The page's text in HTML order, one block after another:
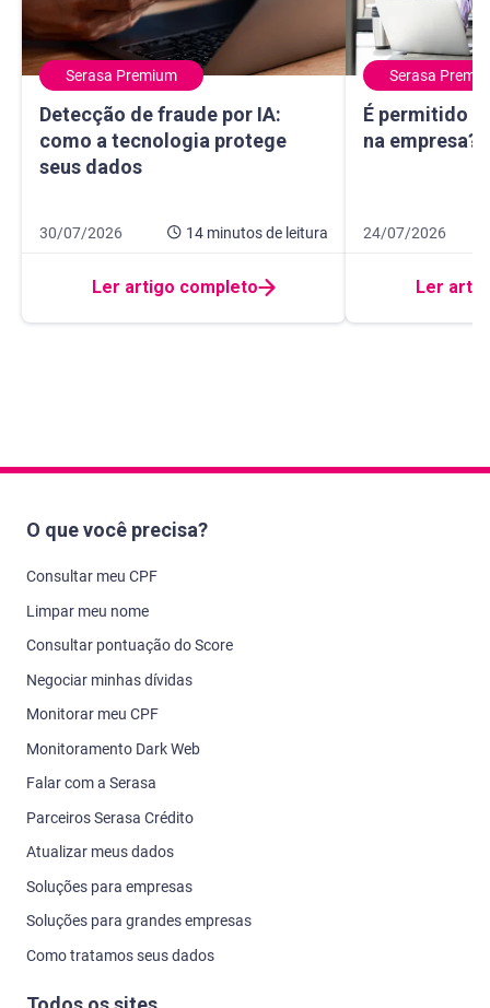
Serasa Premium
Detecção de fraude por IA:
como a tecnologia protege
seus dados
Detecção de fraude por IA: como a tecnologia protege
Data de publicação 30 de julho de 2026
30/07/2026 14 minutosde leitura
14 minutos de leitura
Ler artigo completo
Serasa
É permitido
na empresa?
É permitido
Data de
24/07/2026
9 minutos de
Ler
O que você precisa?
Consultar meu CPF
Limpar meu nome
Consultar pontuação do Score
Negociar minhas dívidas
Monitorar meu CPF
Monitoramento Dark Web
Falar com a Serasa
Parceiros Serasa Crédito
Atualizar meus dados
Soluções para empresas
Soluções para grandes empresas
Como tratamos seus dados